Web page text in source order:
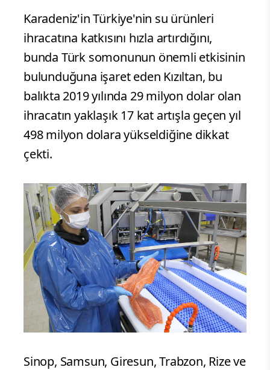
Karadeniz'in Türkiye'nin su ürünleri
ihracatına katkısını hızla artırdığını,
bunda Türk somonunun önemli etkisinin
bulunduğuna işaret eden Kızıltan, bu
balıkta 2019 yılında 29 milyon dolar olan
ihracatın yaklaşık 17 kat artışla geçen yıl
498 milyon dolara yükseldiğine dikkat
çekti.
Sinop, Samsun, Giresun, Trabzon, Rize ve